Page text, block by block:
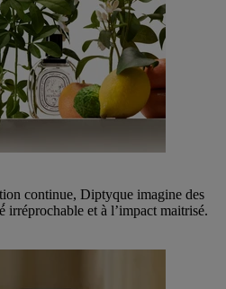
continue, Diptyque imagine des
irréprochable et à l’impact maitrisé.